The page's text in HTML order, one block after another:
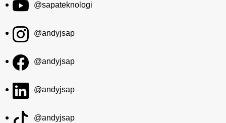
@sapateknologi
@andyjsap
@andyjsap
@andyjsap
@andyjsap